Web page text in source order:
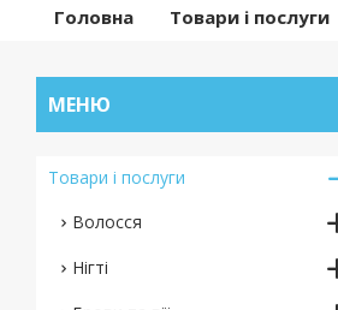
Головна Товари і послуги
Товари і послуги
Волосся
Нігті